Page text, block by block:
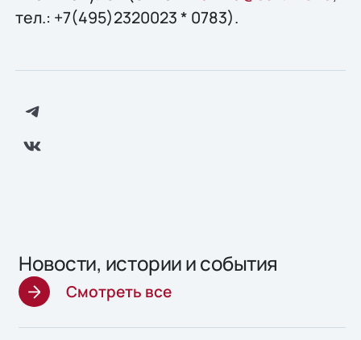
тел.: +7(495)2320023 * 0783).
Новости, истории и события
Смотреть все